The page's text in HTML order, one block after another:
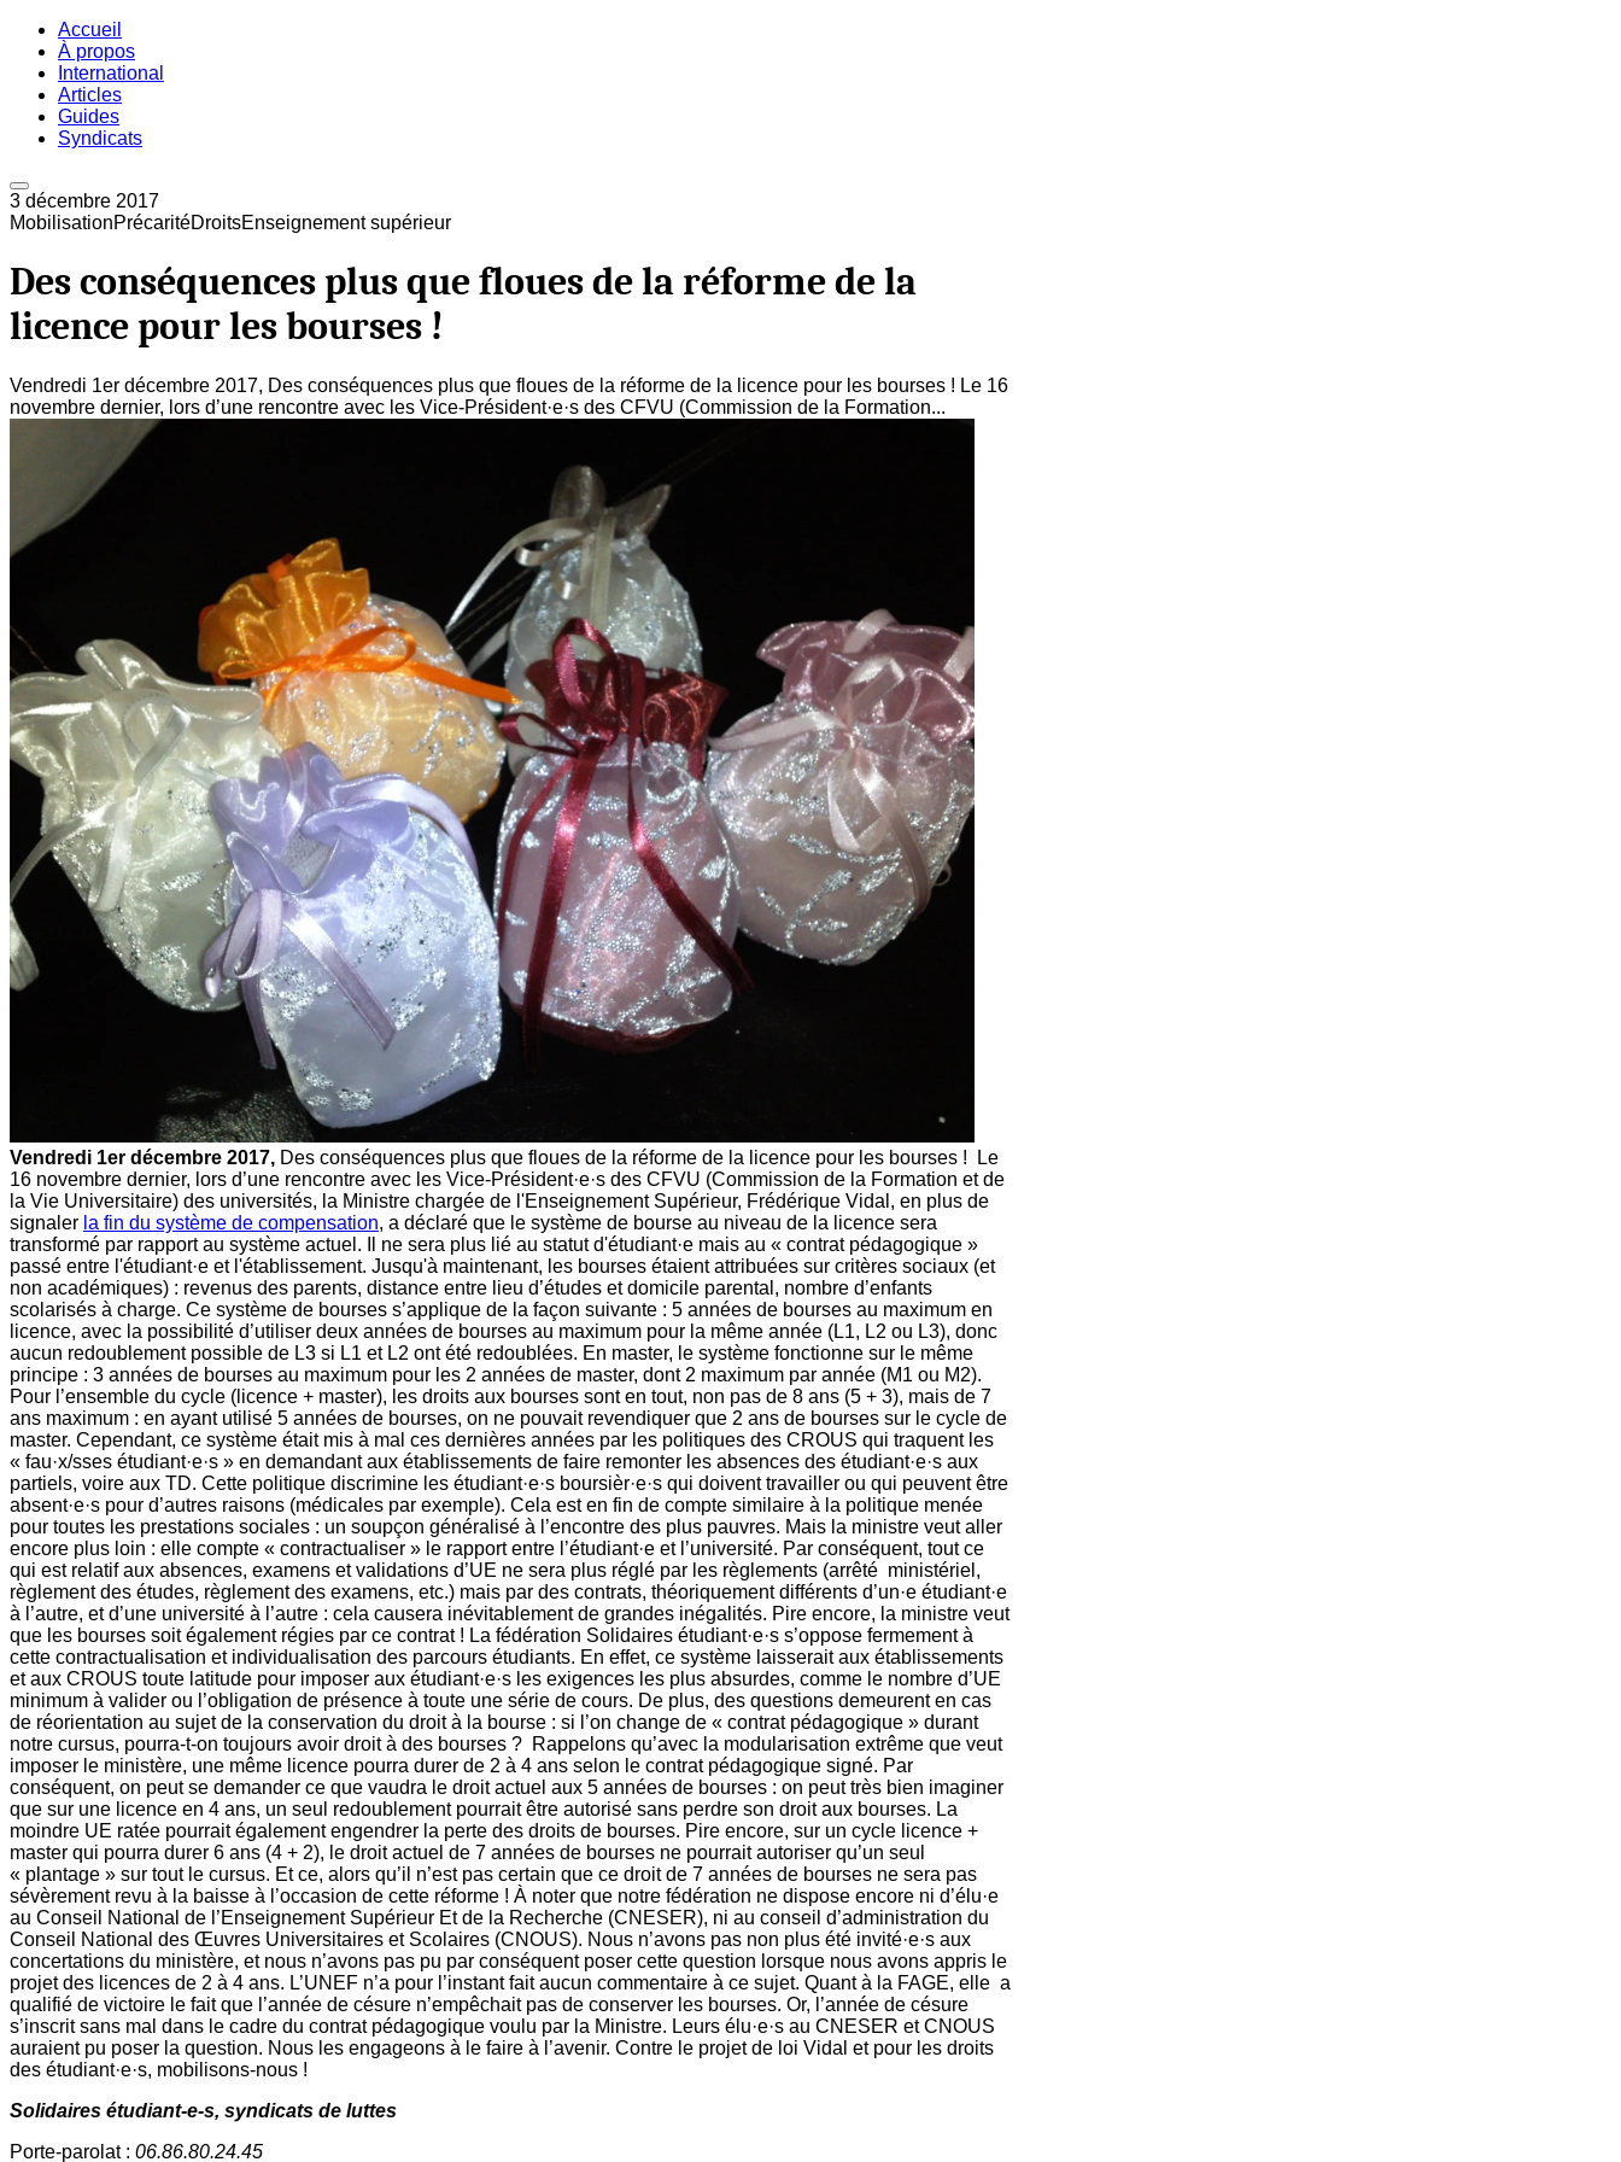
Accueil
À propos
International
Articles
Guides
Syndicats
3 décembre 2017
MobilisationPrécaritéDroitsEnseignement supérieur
Des conséquences plus que floues de la réforme de la
licence pour les bourses !
Vendredi 1er décembre 2017, Des conséquences plus que floues de la réforme de la licence pour les bourses ! Le 16
novembre dernier, lors d’une rencontre avec les Vice-Président·e·s des CFVU (Commission de la Formation...
Vendredi 1er décembre 2017, Des conséquences plus que floues de la réforme de la licence pour les bourses ! Le
16 novembre dernier, lors d’une rencontre avec les Vice-Président·e·s des CFVU (Commission de la Formation et de
la Vie Universitaire) des universités, la Ministre chargée de l'Enseignement Supérieur, Frédérique Vidal, en plus de
signaler la fin du système de compensation, a déclaré que le système de bourse au niveau de la licence sera
transformé par rapport au système actuel. Il ne sera plus lié au statut d'étudiant·e mais au « contrat pédagogique »
passé entre l'étudiant·e et l'établissement. Jusqu'à maintenant, les bourses étaient attribuées sur critères sociaux (et
non académiques) : revenus des parents, distance entre lieu d’études et domicile parental, nombre d’enfants
scolarisés à charge. Ce système de bourses s’applique de la façon suivante : 5 années de bourses au maximum en
licence, avec la possibilité d’utiliser deux années de bourses au maximum pour la même année (L1, L2 ou L3), donc
aucun redoublement possible de L3 si L1 et L2 ont été redoublées. En master, le système fonctionne sur le même
principe : 3 années de bourses au maximum pour les 2 années de master, dont 2 maximum par année (M1 ou M2).
Pour l’ensemble du cycle (licence + master), les droits aux bourses sont en tout, non pas de 8 ans (5 + 3), mais de 7
ans maximum : en ayant utilisé 5 années de bourses, on ne pouvait revendiquer que 2 ans de bourses sur le cycle de
master. Cependant, ce système était mis à mal ces dernières années par les politiques des CROUS qui traquent les
« fau·x/sses étudiant·e·s » en demandant aux établissements de faire remonter les absences des étudiant·e·s aux
partiels, voire aux TD. Cette politique discrimine les étudiant·e·s boursièr·e·s qui doivent travailler ou qui peuvent être
absent·e·s pour d’autres raisons (médicales par exemple). Cela est en fin de compte similaire à la politique menée
pour toutes les prestations sociales : un soupçon généralisé à l’encontre des plus pauvres. Mais la ministre veut aller
encore plus loin : elle compte « contractualiser » le rapport entre l’étudiant·e et l’université. Par conséquent, tout ce
qui est relatif aux absences, examens et validations d’UE ne sera plus réglé par les règlements (arrêté ministériel,
règlement des études, règlement des examens, etc.) mais par des contrats, théoriquement différents d’un·e étudiant·e
à l’autre, et d’une université à l’autre : cela causera inévitablement de grandes inégalités. Pire encore, la ministre veut
que les bourses soit également régies par ce contrat ! La fédération Solidaires étudiant·e·s s’oppose fermement à
cette contractualisation et individualisation des parcours étudiants. En effet, ce système laisserait aux établissements
et aux CROUS toute latitude pour imposer aux étudiant·e·s les exigences les plus absurdes, comme le nombre d’UE
minimum à valider ou l’obligation de présence à toute une série de cours. De plus, des questions demeurent en cas
de réorientation au sujet de la conservation du droit à la bourse : si l’on change de « contrat pédagogique » durant
notre cursus, pourra-t-on toujours avoir droit à des bourses ? Rappelons qu’avec la modularisation extrême que veut
imposer le ministère, une même licence pourra durer de 2 à 4 ans selon le contrat pédagogique signé. Par
conséquent, on peut se demander ce que vaudra le droit actuel aux 5 années de bourses : on peut très bien imaginer
que sur une licence en 4 ans, un seul redoublement pourrait être autorisé sans perdre son droit aux bourses. La
moindre UE ratée pourrait également engendrer la perte des droits de bourses. Pire encore, sur un cycle licence +
master qui pourra durer 6 ans (4 + 2), le droit actuel de 7 années de bourses ne pourrait autoriser qu’un seul
« plantage » sur tout le cursus. Et ce, alors qu’il n’est pas certain que ce droit de 7 années de bourses ne sera pas
sévèrement revu à la baisse à l’occasion de cette réforme ! À noter que notre fédération ne dispose encore ni d’élu·e
au Conseil National de l’Enseignement Supérieur Et de la Recherche (CNESER), ni au conseil d’administration du
Conseil National des Œuvres Universitaires et Scolaires (CNOUS). Nous n’avons pas non plus été invité·e·s aux
concertations du ministère, et nous n’avons pas pu par conséquent poser cette question lorsque nous avons appris le
projet des licences de 2 à 4 ans. L’UNEF n’a pour l’instant fait aucun commentaire à ce sujet. Quant à la FAGE, elle a
qualifié de victoire le fait que l’année de césure n’empêchait pas de conserver les bourses. Or, l’année de césure
s’inscrit sans mal dans le cadre du contrat pédagogique voulu par la Ministre. Leurs élu·e·s au CNESER et CNOUS
auraient pu poser la question. Nous les engageons à le faire à l’avenir. Contre le projet de loi Vidal et pour les droits
des étudiant·e·s, mobilisons-nous !
Solidaires étudiant-e-s, syndicats de luttes
Porte-parolat : 06.86.80.24.45